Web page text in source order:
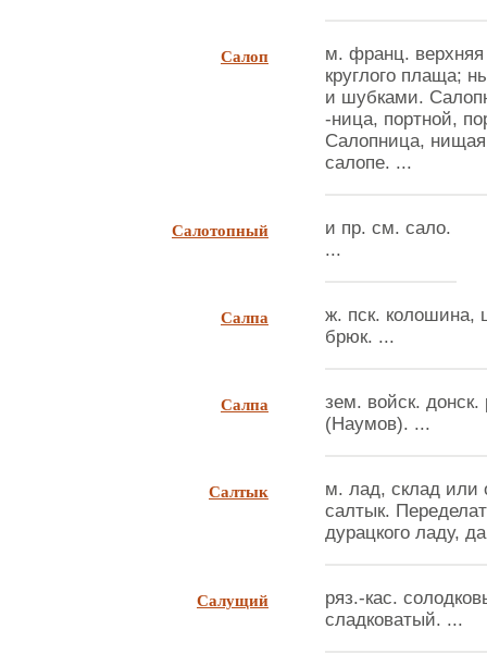
Салоп
м. франц.
круглого плаща;
и шубками.
-ница, портной,
Салопница,
салопе. ...
Салотопный
и пр. см. сало.
...
Салпа
ж. пск. колошина,
брюк. ...
Салпа
зем. войск. донск.
(Наумов). ...
Салтык
м. лад, склад или
салтык.
дурацкого ладу,
Салущий
ряз.-кас.
сладковатый. ...